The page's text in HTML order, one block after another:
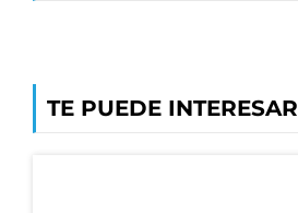
TE PUEDE INTERESAR